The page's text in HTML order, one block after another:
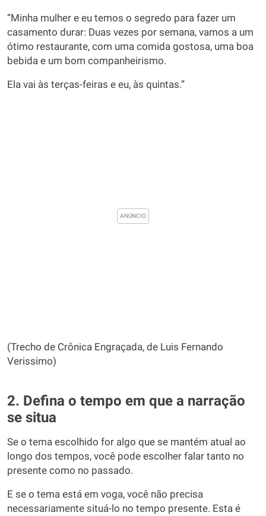
“Minha mulher e eu temos o segredo para fazer um
casamento durar: Duas vezes por semana, vamos a um
ótimo restaurante, com uma comida gostosa, uma boa
bebida e um bom companheirismo.
Ela vai às terças-feiras e eu, às quintas.”
(Trecho de Crônica Engraçada, de Luis Fernando
Verissimo)
2. Defina o tempo em que a narração
se situa
Se o tema escolhido for algo que se mantém atual ao
longo dos tempos, você pode escolher falar tanto no
presente como no passado.
E se o tema está em voga, você não precisa
necessariamente situá-lo no tempo presente. Esta é